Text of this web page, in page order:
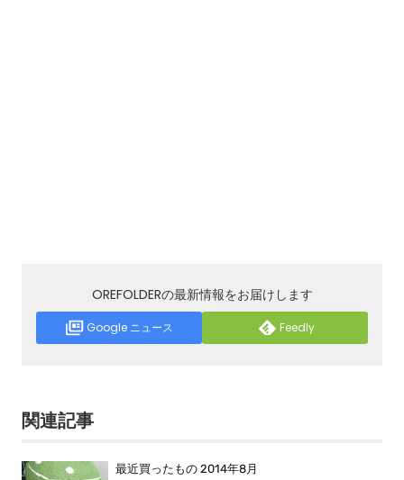
OREFOLDERの最新情報をお届けします
Google ニュース Feedly
関連記事
最近買ったもの 2014年8月